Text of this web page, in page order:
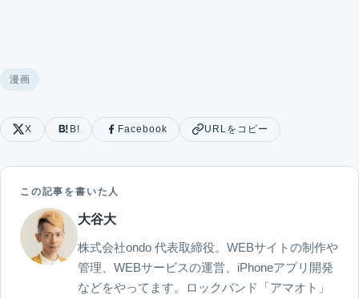
漫画
X B! Facebook URLをコピー
この記事を書いた人
大谷大
株式会社ondo 代表取締役。WEBサイトの制作や
管理、WEBサービスの運営、iPhoneアプリ開発
などをやってます。ロックバンド「アマオト」